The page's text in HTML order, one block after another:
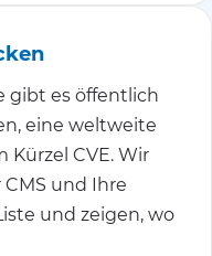
gibt es öffentlich
eine weltweite
Kürzel CVE. Wir
und Ihre
und zeigen, wo